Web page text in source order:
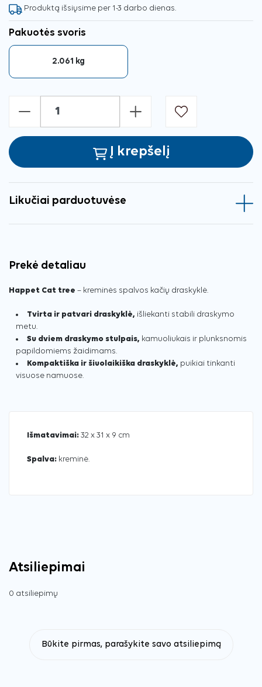
Produktą išsiųsime per 1-3 darbo dienas.
Pakuotės svoris
2.061 kg
- +
Į krepšelį
Likučiai parduotuvėse
Prekė detaliau
Happet Cat tree – kreminės spalvos kačių draskyklė.
Tvirta ir patvari draskyklė, išliekanti stabili draskymo
metu.
Su dviem draskymo stulpais, kamuoliukais ir plunksnomis
papildomiems žaidimams.
Kompaktiška ir šiuolaikiška draskyklė, puikiai tinkanti
visuose namuose.
Išmatavimai: 32 x 31 x 9 cm
Spalva: kreminė.
Atsiliepimai
0 atsiliepimų
Būkite pirmas, parašykite savo atsiliepimą